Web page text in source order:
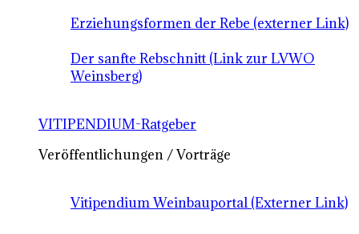
Erziehungsformen der Rebe (externer Link)
Der sanfte Rebschnitt (Link zur LVWO
Weinsberg)
VITIPENDIUM-Ratgeber
Veröffentlichungen / Vorträge
Vitipendium Weinbauportal (Externer Link)